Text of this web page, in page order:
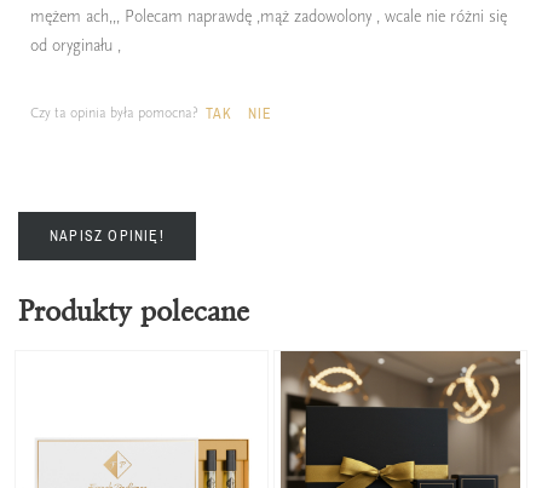
mężem ach,,, Polecam naprawdę ,mąż zadowolony , wcale nie różni się
od oryginału ,
Czy ta opinia była pomocna? TAK NIE
NAPISZ OPINIĘ!
Produkty polecane